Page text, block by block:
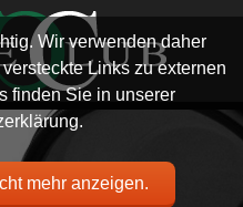
Wir verwenden daher
Links zu externen
finden Sie in unserer
mehr anzeigen.